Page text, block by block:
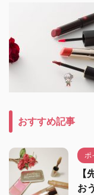
おすすめ記事
ポ
お